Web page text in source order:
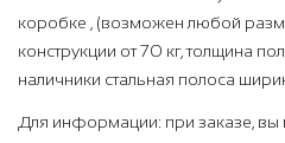
коробке , (возможен любой
конструкции от 70 кг, толщина
наличники стальная полоса
Для информации: при заказе, вы